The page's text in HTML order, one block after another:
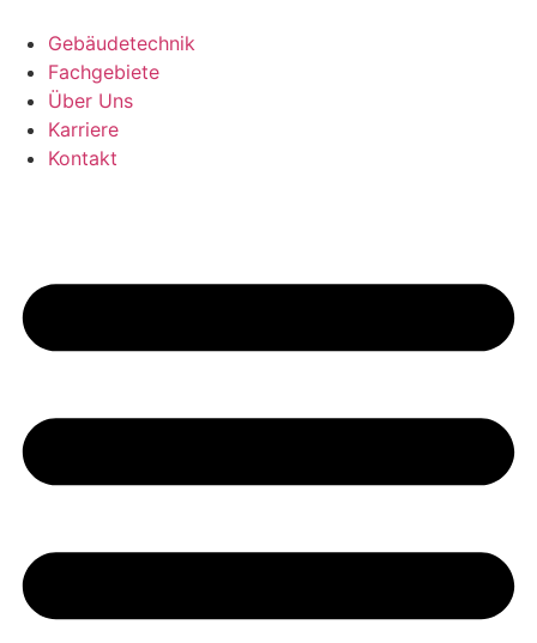
Inhalt
springen
Gebäudetechnik
Fachgebiete
Über Uns
Karriere
Kontakt